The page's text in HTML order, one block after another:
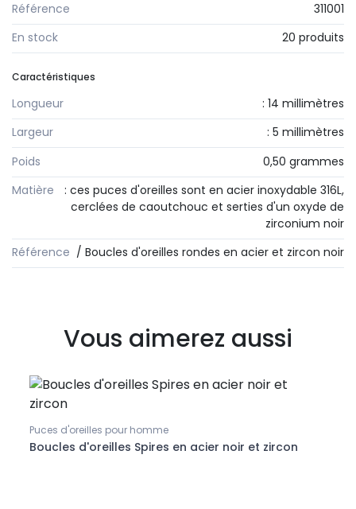
Référence
311001
En stock
20 produits
Caractéristiques
Longueur
: 14 millimètres
Largeur
: 5 millimètres
Poids
0,50 grammes
Matière
: ces puces d'oreilles sont en acier inoxydable 316L,
cerclées de caoutchouc et serties d'un oxyde de
zirconium noir
Référence / Boucles d'oreilles rondes en acier et zircon noir
Vous aimerez aussi
Puces d'oreilles pour homme
Boucles d'oreilles Spires en acier noir et zircon